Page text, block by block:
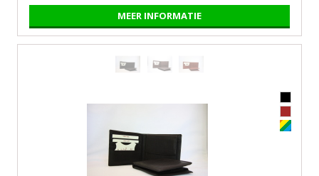
MEER INFORMATIE